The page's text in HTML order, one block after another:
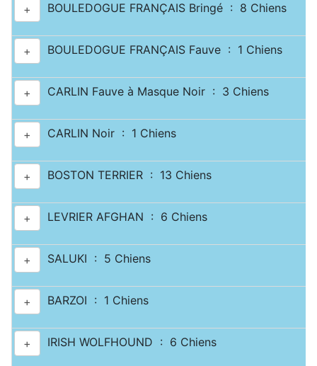
+ BOULEDOGUE FRANÇAIS Bringé : 8 Chiens
+ BOULEDOGUE FRANÇAIS Fauve : 1 Chiens
+ CARLIN Fauve à Masque Noir : 3 Chiens
+ CARLIN Noir : 1 Chiens
+ BOSTON TERRIER : 13 Chiens
+ LEVRIER AFGHAN : 6 Chiens
+ SALUKI : 5 Chiens
+ BARZOI : 1 Chiens
+ IRISH WOLFHOUND : 6 Chiens